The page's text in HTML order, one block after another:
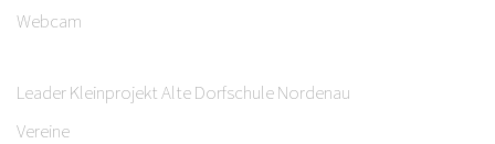
Webcam
Leader Kleinprojekt Alte Dorfschule Nordenau
Vereine